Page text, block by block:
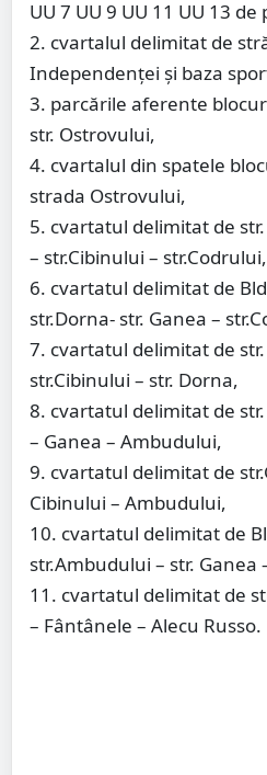
UU 7 UU 9 UU 11 UU 13
2. cvartalul delimitat de
Independenței și baza
3. parcările aferente
str. Ostrovului,
4. cvartalul din spatele
strada Ostrovului,
5. cvartatul delimitat de
– str.Cibinului – str.Codrului,
6. cvartatul delimitat de
str.Dorna- str. Ganea –
7. cvartatul delimitat de
str.Cibinului – str. Dorna,
8. cvartatul delimitat de
– Ganea – Ambudului,
9. cvartatul delimitat de
Cibinului – Ambudului,
10. cvartatul delimitat de
str.Ambudului – str. Ganea
11. cvartatul delimitat de
– Fântânele – Alecu Russo.